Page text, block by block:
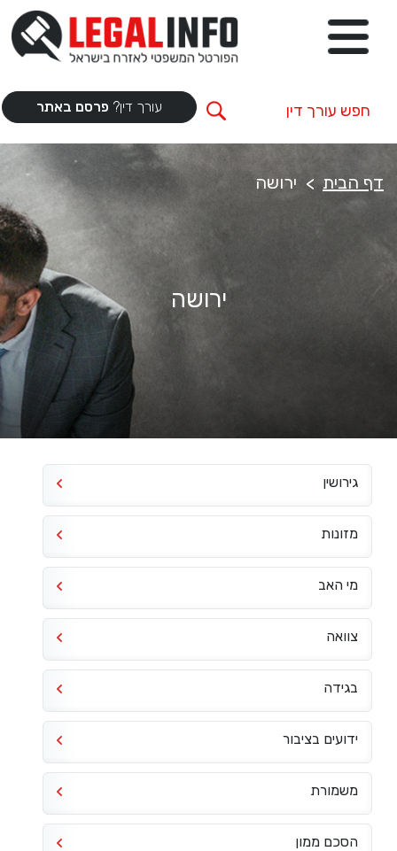
עורך דין? פרסם באתר
דף הבית ירושה
ירושה
גירושין
מזונות
מי האב
צוואה
בגידה
ידועים בציבור
משמורת
הסכם ממון